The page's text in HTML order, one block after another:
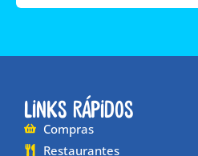
Links Rápidos
Compras
Restaurantes